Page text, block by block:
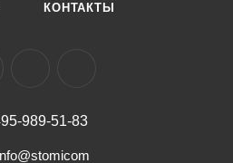
КОНТАКТЫ
989-51-83